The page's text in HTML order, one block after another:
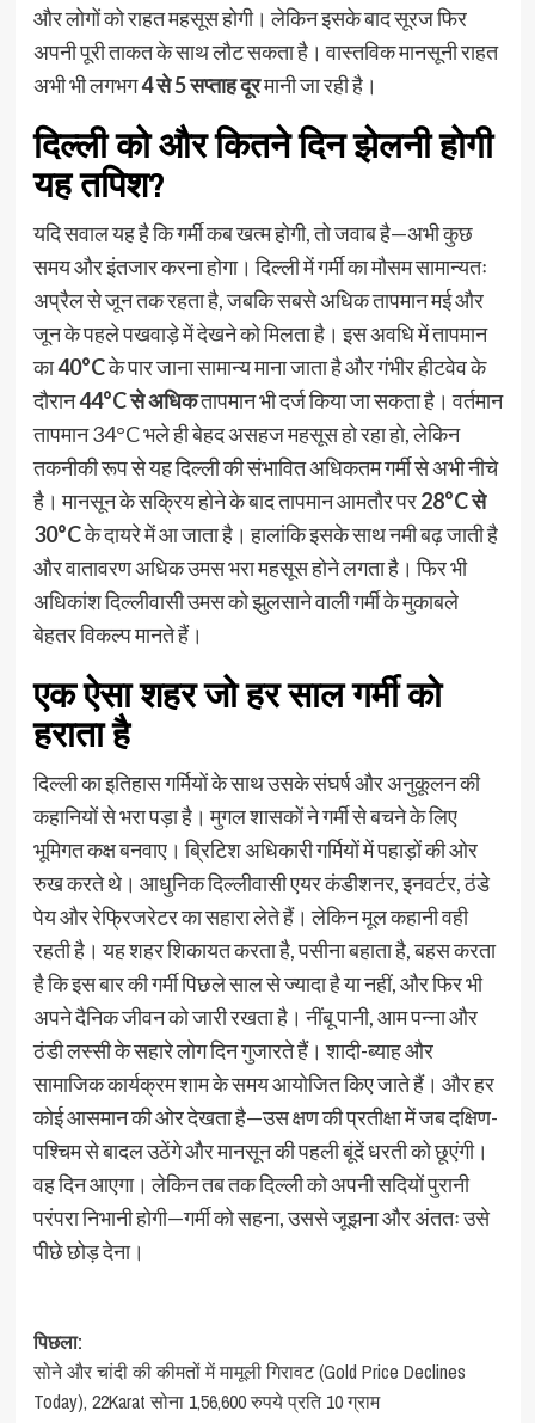
और लोगों को राहत महसूस होगी। लेकिन इसके बाद सूरज फिर
अपनी पूरी ताकत के साथ लौट सकता है। वास्तविक मानसूनी राहत
अभी भी लगभग4 से 5 सप्ताह दूरमानी जा रही है।
दिल्ली को और कितने दिन झेलनी होगी
यह तपिश?
यदि सवाल यह है कि गर्मी कब खत्म होगी, तो जवाब है—अभी कुछ
समय और इंतजार करना होगा। दिल्ली में गर्मी का मौसम सामान्यतः
अप्रैल से जून तक रहता है, जबकि सबसे अधिक तापमान मई और
जून के पहले पखवाड़े में देखने को मिलता है। इस अवधि में तापमान
का40°Cके पार जाना सामान्य माना जाता है और गंभीर हीटवेव के
दौरान44°C से अधिकतापमान भी दर्ज किया जा सकता है। वर्तमान
तापमान 34°C भले ही बेहद असहज महसूस हो रहा हो, लेकिन
तकनीकी रूप से यह दिल्ली की संभावित अधिकतम गर्मी से अभी नीचे
है। मानसून के सक्रिय होने के बाद तापमान आमतौर पर28°C से
30°Cके दायरे में आ जाता है। हालांकि इसके साथ नमी बढ़ जाती है
और वातावरण अधिक उमस भरा महसूस होने लगता है। फिर भी
अधिकांश दिल्लीवासी उमस को झुलसाने वाली गर्मी के मुकाबले
बेहतर विकल्प मानते हैं।
एक ऐसा शहर जो हर साल गर्मी को
हराता है
दिल्ली का इतिहास गर्मियों के साथ उसके संघर्ष और अनुकूलन की
कहानियों से भरा पड़ा है। मुगल शासकों ने गर्मी से बचने के लिए
भूमिगत कक्ष बनवाए। ब्रिटिश अधिकारी गर्मियों में पहाड़ों की ओर
रुख करते थे। आधुनिक दिल्लीवासी एयर कंडीशनर, इनवर्टर, ठंडे
पेय और रेफ्रिजरेटर का सहारा लेते हैं। लेकिन मूल कहानी वही
रहती है। यह शहर शिकायत करता है, पसीना बहाता है, बहस करता
है कि इस बार की गर्मी पिछले साल से ज्यादा है या नहीं, और फिर भी
अपने दैनिक जीवन को जारी रखता है। नींबू पानी, आम पन्ना और
ठंडी लस्सी के सहारे लोग दिन गुजारते हैं। शादी-ब्याह और
सामाजिक कार्यक्रम शाम के समय आयोजित किए जाते हैं। और हर
कोई आसमान की ओर देखता है—उस क्षण की प्रतीक्षा में जब दक्षिण-
पश्चिम से बादल उठेंगे और मानसून की पहली बूंदें धरती को छूएंगी।
वह दिन आएगा। लेकिन तब तक दिल्ली को अपनी सदियों पुरानी
परंपरा निभानी होगी—गर्मी को सहना, उससे जूझना और अंततः उसे
पीछे छोड़ देना।
पोस्ट
नेविगेशन
पिछला:
सोने और चांदी की कीमतों में मामूली गिरावट (Gold Price Declines
Today), 22Karat सोना 1,56,600 रुपये प्रति 10 ग्राम